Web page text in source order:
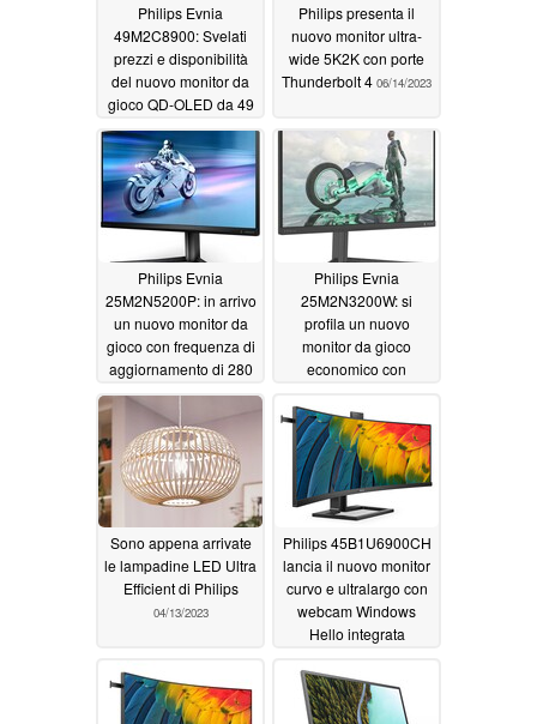
Philips Evnia
49M2C8900: Svelati
prezzi e disponibilità
del nuovo monitor da
gioco QD-OLED da 49
pollici08/24/2023
Philips presenta il
nuovo monitor ultra-
wide 5K2K con porte
Thunderbolt 4 06/14/2023
Philips Evnia
25M2N5200P: in arrivo
un nuovo monitor da
gioco con frequenza di
aggiornamento di 280
Hz e hub USB05/17/2023
Philips Evnia
25M2N3200W: si
profila un nuovo
monitor da gioco
economico con
aggiornamento di 240
Hz05/17/2023
Sono appena arrivate
le lampadine LED Ultra
Efficient di Philips
04/13/2023
Philips 45B1U6900CH
lancia il nuovo monitor
curvo e ultralargo con
webcam Windows
Hello integrata